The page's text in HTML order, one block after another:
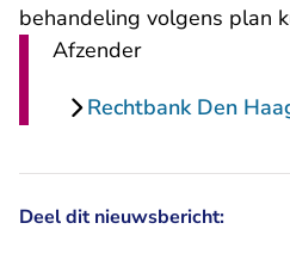
behandeling volgens plan
Afzender
Rechtbank Den
Deel dit nieuwsbericht: